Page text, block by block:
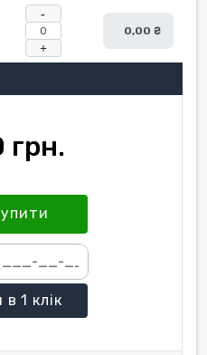
+
0,00 ₴
грн.
в 1 клік